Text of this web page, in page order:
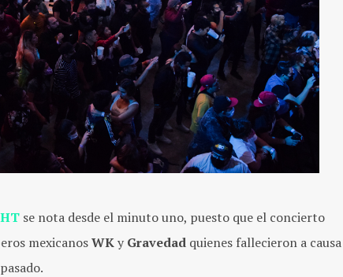
se nota desde el minuto uno, puesto que el concierto
mexicanosWKy Gravedad quienes fallecieron a causa